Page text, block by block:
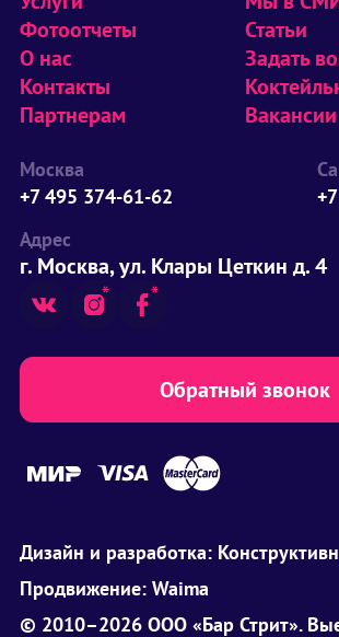
Фотоотчеты
О нас
Контакты
Партнерам
Статьи
Задать
Вакансии
Москва
+7 495 374-61-62
Адрес
г. Москва, ул. Клары Цеткин д. 4
Обратный звонок
Дизайн и разработка:
Продвижение: Waima
© 2010–2026 ООО «Бар Стрит».